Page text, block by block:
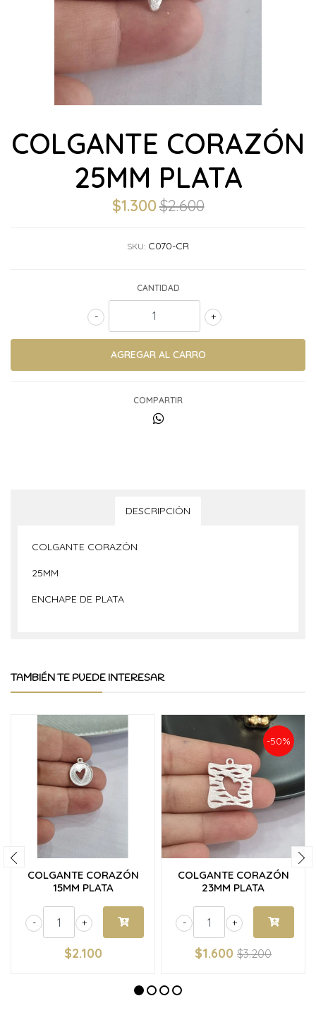
COLGANTE CORAZÓN
25MM PLATA
$1.300$2.600
SKU: C070-CR
CANTIDAD
+
-
COMPARTIR
DESCRIPCIÓN
COLGANTE CORAZÓN
25MM
ENCHAPE DE PLATA
TAMBIÉN TE PUEDE INTERESAR
COLGANTE CORAZÓN
15MM PLATA
+
-
$2.100
-50%
COLGANTE CORAZÓN
23MM PLATA
+
-
$1.600 $3.200